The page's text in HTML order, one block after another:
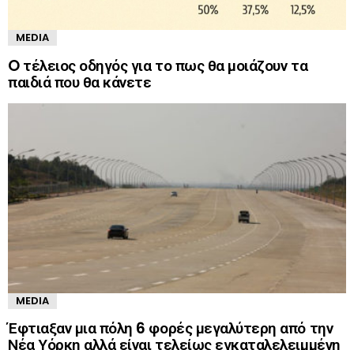
MEDIA
O τέλειος οδηγός για το πως θα μοιάζουν τα
παιδιά που θα κάνετε
MEDIA
Έφτιαξαν μια πόλη 6 φορές μεγαλύτερη από την
Νέα Υόρκη αλλά είναι τελείως εγκαταλελειμμένη